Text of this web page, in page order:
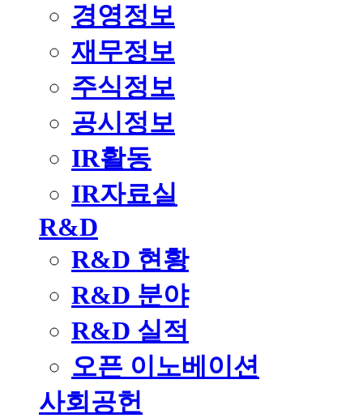
경영정보
재무정보
주식정보
공시정보
IR활동
IR자료실
R&D
R&D 현황
R&D 분야
R&D 실적
오픈 이노베이션
사회공헌